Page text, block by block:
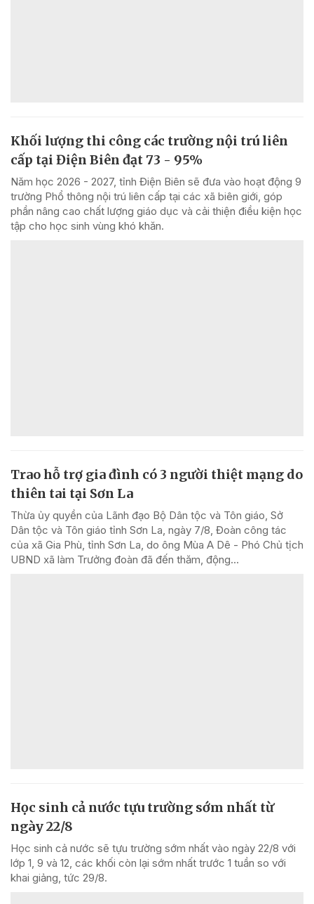
Khối lượng thi công các trường nội trú liên
cấp tại Điện Biên đạt 73 - 95%
Năm học 2026 - 2027, tỉnh Điện Biên sẽ đưa vào hoạt động 9
trường Phổ thông nội trú liên cấp tại các xã biên giới, góp
phần nâng cao chất lượng giáo dục và cải thiện điều kiện học
tập cho học sinh vùng khó khăn.
Trao hỗ trợ gia đình có 3 người thiệt mạng do
thiên tai tại Sơn La
Thừa ủy quyền của Lãnh đạo Bộ Dân tộc và Tôn giáo, Sở
Dân tộc và Tôn giáo tỉnh Sơn La, ngày 7/8, Đoàn công tác
của xã Gia Phù, tỉnh Sơn La, do ông Mùa A Dê - Phó Chủ tịch
UBND xã làm Trưởng đoàn đã đến thăm, động...
Học sinh cả nước tựu trường sớm nhất từ
ngày 22/8
Học sinh cả nước sẽ tựu trường sớm nhất vào ngày 22/8 với
lớp 1, 9 và 12, các khối còn lại sớm nhất trước 1 tuần so với
khai giảng, tức 29/8.